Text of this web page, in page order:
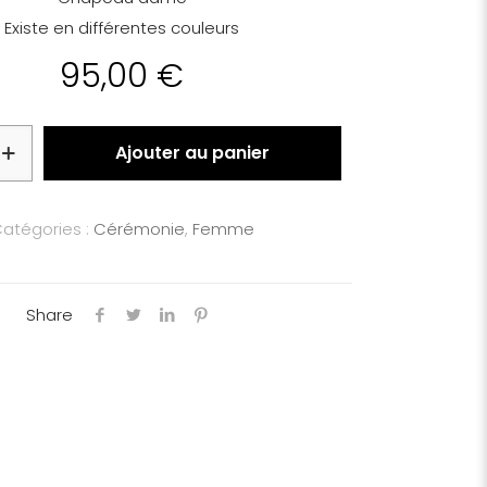
Existe en différentes couleurs
95,00 €
Ajouter au panier
: Cérémonie, Femme
Share